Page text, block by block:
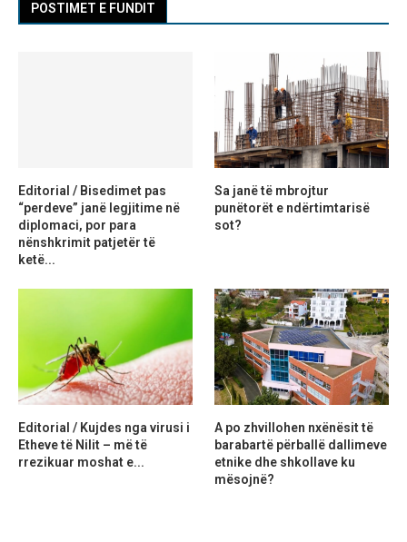
POSTIMET E FUNDIT
Editorial / Bisedimet pas
“perdeve” janë legjitime në
diplomaci, por para
nënshkrimit patjetër të
ketë...
Sa janë të mbrojtur
punëtorët e ndërtimtarisë
sot?
Editorial / Kujdes nga virusi i
Etheve të Nilit – më të
rrezikuar moshat e...
A po zhvillohen nxënësit të
barabartë përballë dallimeve
etnike dhe shkollave ku
mësojnë?